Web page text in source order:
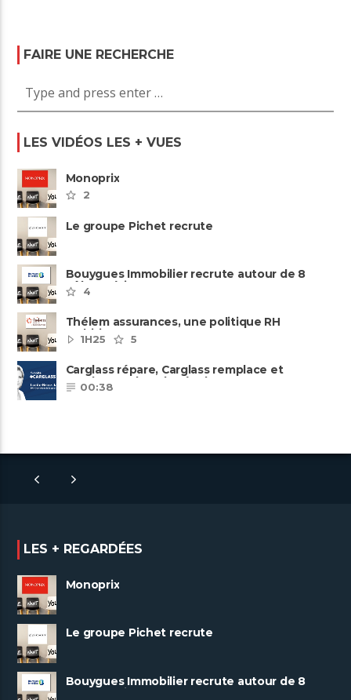
FAIRE UNE RECHERCHE
LES VIDÉOS LES + VUES
Monoprix
2
Le groupe Pichet recrute
Bouygues Immobilier recrute autour de 8
pôles métiers
4
Thélem assurances, une politique RH
ambitieuse
1H25 5
Carglass répare, Carglass remplace et
Carglass embauche également.
00:38
LES + REGARDÉES
Monoprix
Le groupe Pichet recrute
Bouygues Immobilier recrute autour de 8
pôles métiers